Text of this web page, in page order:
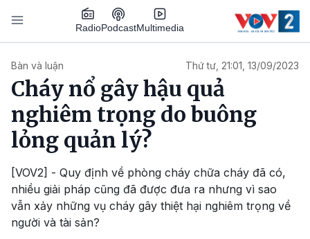
Nhảy đến nội dung
RadioPodcastMultimedia
Bàn và luận Thứ tư, 21:01, 13/09/2023
Cháy nổ gây hậu quả
nghiêm trọng do buông
lỏng quản lý?
[VOV2] - Quy định về phòng cháy chữa cháy đã có,
nhiều giải pháp cũng đã được đưa ra nhưng vì sao
vẫn xảy những vụ cháy gây thiệt hại nghiêm trọng về
người và tài sản?